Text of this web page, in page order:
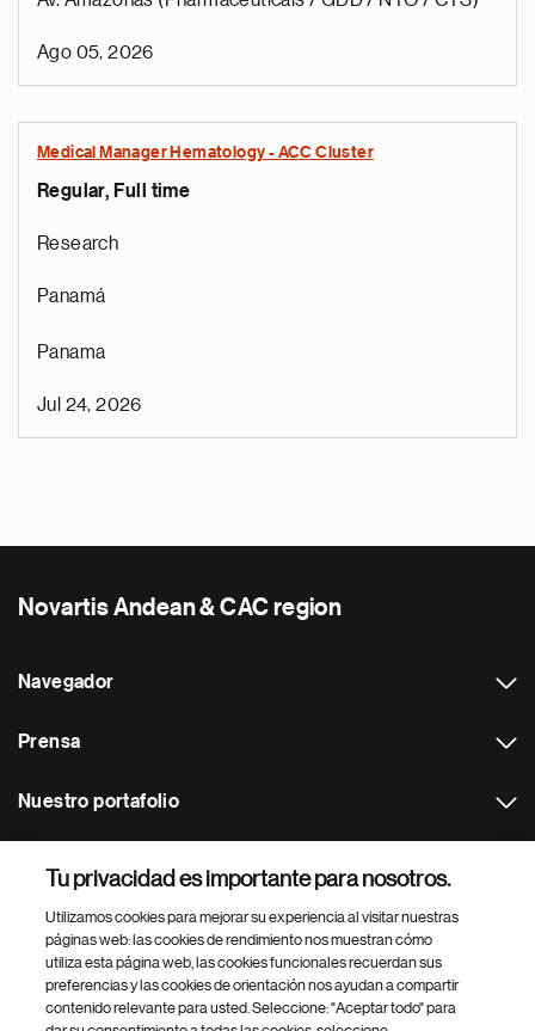
Ago 05, 2026
Medical Manager Hematology - ACC Cluster
Regular, Full time
Research
Panamá
Panama
Jul 24, 2026
Novartis Andean & CAC region
Navegador
Prensa
Nuestro portafolio
Footer Site Search
Tu privacidad es importante para nosotros.
Utilizamos cookies para mejorar su experiencia al visitar nuestras
páginas web: las cookies de rendimiento nos muestran cómo
utiliza esta página web, las cookies funcionales recuerdan sus
preferencias y las cookies de orientación nos ayudan a compartir
contenido relevante para usted. Seleccione: "Aceptar todo" para